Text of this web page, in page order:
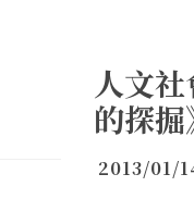
人文
的探
2013/01/